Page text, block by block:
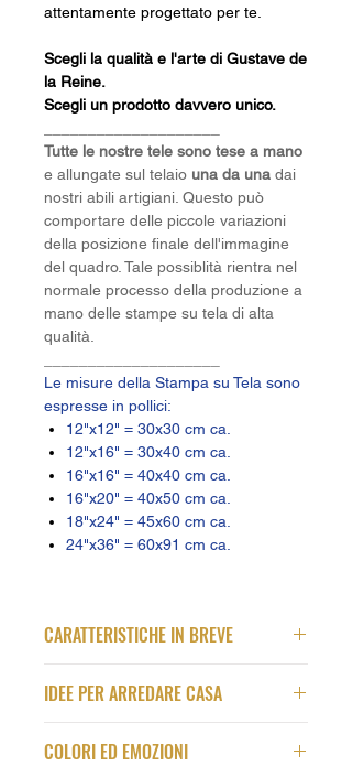
attentamente progettato per te.
Scegli la qualità e l'arte di Gustave de
la Reine.
Scegli un prodotto davvero unico.
Tutte le nostre tele sono tese a mano
e allungate sul telaio una da una dai
nostri abili artigiani. Questo può
comportare delle piccole variazioni
della posizione finale dell'immagine
del quadro. Tale possiblità rientra nel
normale processo della produzione a
mano delle stampe su tela di alta
qualità.
Le misure della Stampa su Tela sono
espresse in pollici:
12"x12" = 30x30 cm ca.
12"x16" = 30x40 cm ca.
16"x16" = 40x40 cm ca.
16"x20" = 40x50 cm ca.
18"x24" = 45x60 cm ca.
24"x36" = 60x91 cm ca.
CARATTERISTICHE IN BREVE
Stampa su Tela Premium in alta
qualità
Intelaiatura della Tela fatta a mano
IDEE PER ARREDARE CASA
presenta la parte anteriore (fornello)
COLORI ED EMOZIONI